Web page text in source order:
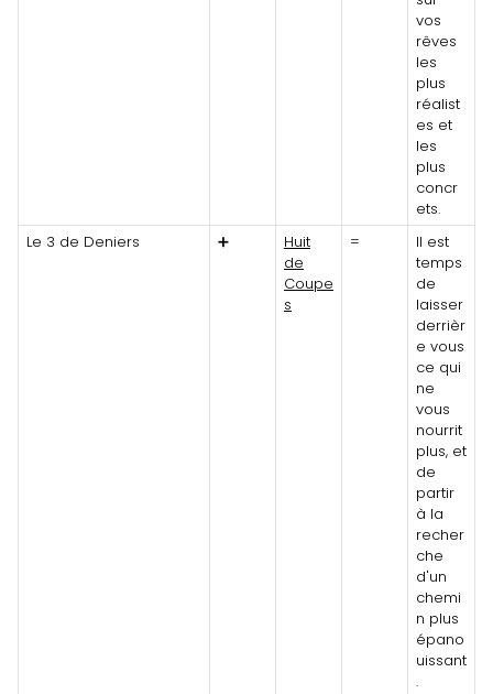
vos
rêves
les
plus
réalist
es et
les
plus
concr
ets.
Le 3 de Deniers
➕
Huit
de
Coupe
s
=
Il est
temps
de
laisser
derrièr
e vous
ce qui
ne
vous
nourrit
plus, et
de
partir
à la
recher
che
d'un
chemi
n plus
épano
uissant
.